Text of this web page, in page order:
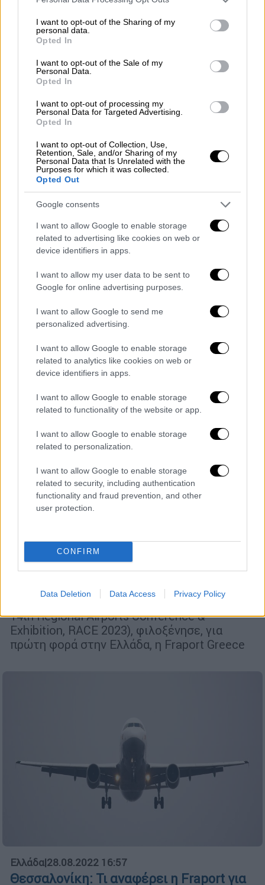
not limited to your visit or usage behaviour. You may click to
grant or deny consent to Google and its third-party tags to
use your data for below specified purposes in below Google
consent section.
I want to opt-out of the Sharing of my
personal data.
Opted In
I want to opt-out of the Sale of my
Personal Data.
Opted In
I want to opt-out of processing my
Personal Data for Targeted Advertising.
Opted In
I want to opt-out of Collection, Use,
Retention, Sale, and/or Sharing of my
Personal Data that Is Unrelated with the
Purposes for which it was collected.
Opted Out
Google consents
I want to allow Google to enable storage
related to advertising like cookies on web or
device identifiers in apps.
I want to allow my user data to be sent to
Google for online advertising purposes.
I want to allow Google to send me
personalized advertising.
I want to allow Google to enable storage
related to analytics like cookies on web or
device identifiers in apps.
I want to allow Google to enable storage
related to functionality of the website or app.
I want to allow Google to enable storage
related to personalization.
I want to allow Google to enable storage
related to security, including authentication
functionality and fraud prevention, and other
user protection.
CONFIRM
Data Deletion Data Access Privacy Policy
Market|22.09.2023 10:00
Αεροδρόμιο Θεσσαλονίκης
«Μακεδονία»: Ένα επιτυχημένο case
study διαρκούς προόδου και εξέλιξης
H Fraport Greece διακρίθηκε στα διεθνή
βραβεία «2022 Airport Service Quality (ASQ)
Awards», με το αεροδρόμιο «Μακεδονία» να
αναδεικνύεται ως ένα από τα κορυφαία
συνάντηση των Διαχειριστών
Ευρωπαϊκών Αεροδρομίων
Tη 14η ετήσια συνάντηση των Διαχειριστών
Ευρωπαϊκών Αεροδρομίων (ACI EUROPE
14th Regional Airports Conference &
Exhibition, RACE 2023), φιλοξένησε, για
πρώτη φορά στην Ελλάδα, η Fraport Greece
Ελλάδα|28.08.2022 16:57
Θεσσαλονίκη: Τι αναφέρει η Fraport για